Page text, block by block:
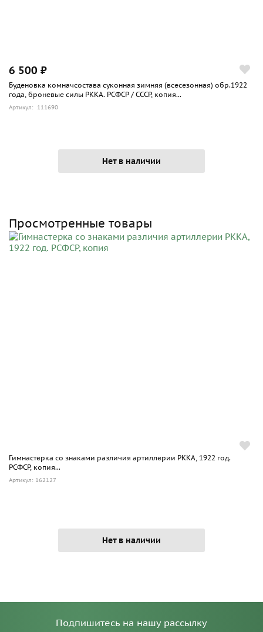
6 500 ₽
Буденовка комначсостава суконная зимняя (всесезонная) обр.1922
года, броневые силы РККА. РСФСР / СССР, копия...
Артикул: 111690
Нет в наличии
Просмотренные товары
Гимнастерка со знаками различия артиллерии РККА, 1922 год.
РСФСР, копия...
Артикул: 162127
Нет в наличии
Подпишитесь на нашу рассылку